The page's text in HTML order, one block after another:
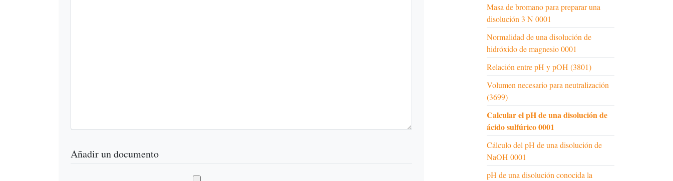
Añadir un documento
Masa de bromano para preparar una
disolución 3 N 0001
Normalidad de una disolución de
hidróxido de magnesio 0001
Relación entre pH y pOH (3801)
Volumen necesario para neutralización
(3699)
Calcular el pH de una disolución de
ácido sulfúrico 0001
Cálculo del pH de una disolución de
NaOH 0001
pH de una disolución conocida la